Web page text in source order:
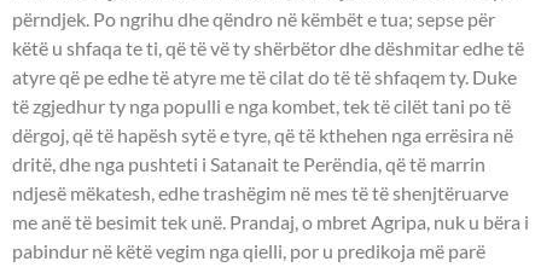
përndjek. Po ngrihu dhe qëndro në këmbët e tua; sepse për
këtë u shfaqa te ti, që të vë ty shërbëtor dhe dëshmitar edhe të
atyre që pe edhe të atyre me të cilat do të të shfaqem ty. Duke
të zgjedhur ty nga populli e nga kombet, tek të cilët tani po të
dërgoj, që të hapësh sytë e tyre, që të kthehen nga errësira në
dritë, dhe nga pushteti i Satanait te Perëndia, që të marrin
ndjesë mëkatesh, edhe trashëgim në mes të të shenjtëruarve
me anë të besimit tek unë. Prandaj, o mbret Agripa, nuk u bëra i
pabindur në këtë vegim nga qielli, por u predikoja më parë